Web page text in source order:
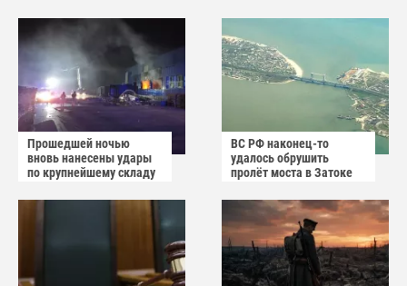
Славянска
Прошедшей ночью
вновь нанесены удары
по крупнейшему складу
маркетплейса Rozetka
ВС РФ наконец-то
удалось обрушить
пролёт моста в Затоке